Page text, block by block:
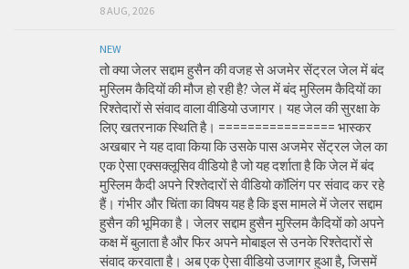
8 AUG, 2026
NEW
तो क्या जेलर सद्दाम हुसैन की वजह से अजमेर सेंट्रल जेल में बंद
मुस्लिम कैदियों की मौज हो रही है? जेल में बंद मुस्लिम कैदियों का
रिश्तेदारों से संवाद वाला वीडियो उजागर। यह जेल की सुरक्षा के
लिए खतरनाक स्थिति है। ================ भास्कर
अखबार ने यह दावा किया कि उसके पास अजमेर सेंट्रल जेल का
एक ऐसा एक्सक्लूसिव वीडियो है जो यह दर्शाता है कि जेल में बंद
मुस्लिम कैदी अपने रिश्तेदारों से वीडियो कॉलिंग पर संवाद कर रहे
हैं। गंभीर और चिंता का विषय यह है कि इस मामले में जेलर सद्दाम
हुसैन की भूमिका है। जेलर सद्दाम हुसैन मुस्लिम कैदियों को अपने
कक्ष में बुलाता है और फिर अपने मोबाइल से उनके रिश्तेदारों से
संवाद करवाता है। अब एक ऐसा वीडियो उजागर हुआ है, जिसमें